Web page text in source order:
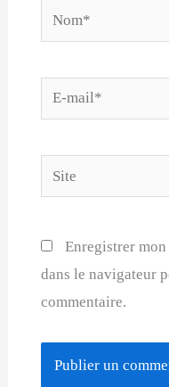
Nom*
E-
mail*
Site
Enregistrer
dans le navigateur
commentaire.